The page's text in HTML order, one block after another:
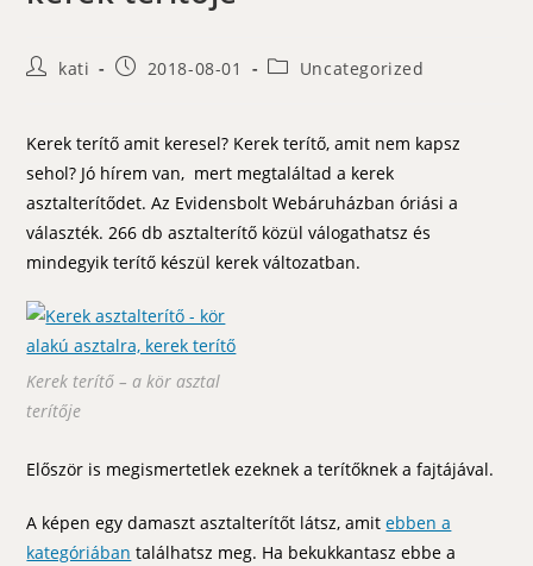
Postkati
Post2018-08-01
PostUncategorized
Kerek terítő amit keresel? Kerek terítő, amit nem kapsz
sehol? Jó hírem van, mert megtaláltad a kerek
asztalterítődet. Az Evidensbolt Webáruházban óriási a
választék. 266 db asztalterítő közül válogathatsz és
mindegyik terítő készül kerek változatban.
Kerek terítő – a kör asztal
terítője
Először is megismertetlek ezeknek a terítőknek a fajtájával.
A képen egy damaszt asztalterítőt látsz, amitebben a
kategóriában találhatsz meg. Ha bekukkantasz ebbe a